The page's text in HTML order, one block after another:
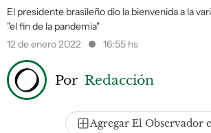
El presidente brasileño dio la bienvenida a la
"el fin de la pandemia"
12 de enero 2022
16:55 hs
Por Redacción
Agregar El Observador